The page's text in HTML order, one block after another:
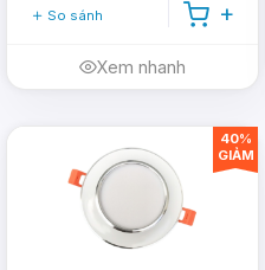
So sánh
Xem nhanh
40%
GIẢM